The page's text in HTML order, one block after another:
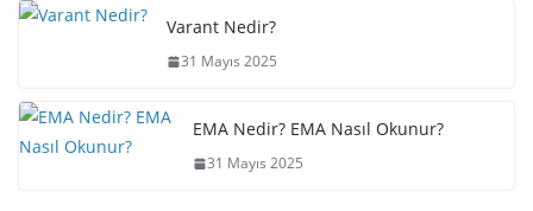
Varant Nedir?
31 Mayıs 2025
EMA Nedir? EMA Nasıl Okunur?
31 Mayıs 2025